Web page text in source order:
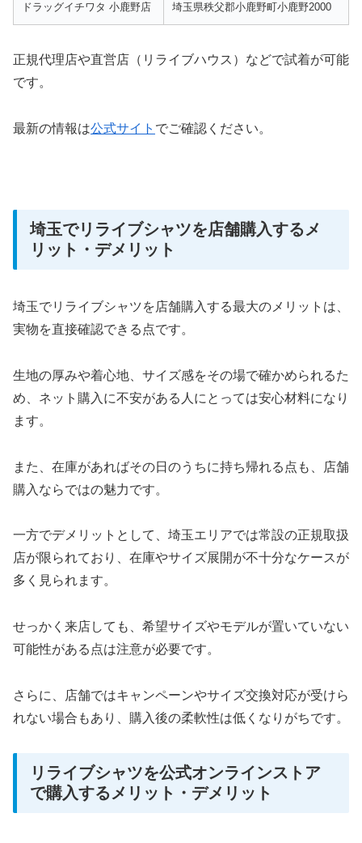
ドラッグイチワタ 小鹿野店 埼玉県秩父郡小鹿野町小鹿野2000
正規代理店や直営店（リライブハウス）などで試着が可能
です。
最新の情報は公式サイト でご確認ください。
埼玉でリライブシャツを店舗購入するメ
リット・デメリット
埼玉でリライブシャツを店舗購入する最大のメリットは、
実物を直接確認できる点です。
生地の厚みや着心地、サイズ感をその場で確かめられるた
め、ネット購入に不安がある人にとっては安心材料になり
ます。
また、在庫があればその日のうちに持ち帰れる点も、店舗
購入ならではの魅力です。
一方でデメリットとして、埼玉エリアでは常設の正規取扱
店が限られており、在庫やサイズ展開が不十分なケースが
多く見られます。
せっかく来店しても、希望サイズやモデルが置いていない
可能性がある点は注意が必要です。
さらに、店舗ではキャンペーンやサイズ交換対応が受けら
れない場合もあり、購入後の柔軟性は低くなりがちです。
リライブシャツを公式オンラインストア
で購入するメリット・デメリット